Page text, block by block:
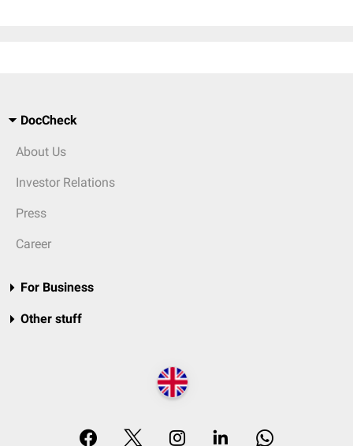
DocCheck
About Us
Investor Relations
Press
Career
For Business
Other stuff